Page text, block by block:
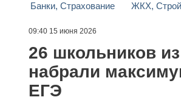
Банки, Страхование
ЖКХ,
09:40 15 июня 2026
26 школьников
набрали
ЕГЭ